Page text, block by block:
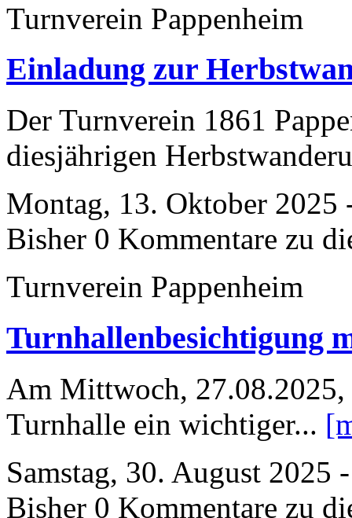
Turnverein Pappenheim
Einladung zur
Der Turnverein 1861
diesjährigen
Montag, 13. Oktober 2025
Bisher 0 Kommentare zu
Turnverein Pappenheim
Turnhallenbesichtigung
Am Mittwoch, 27.08.2025,
Turnhalle ein wichtiger...
Samstag, 30. August 2025
Bisher 0 Kommentare zu